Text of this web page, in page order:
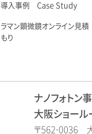
導入事例 Case Study
ラマン顕微鏡オンライン見積
もり
ナノフォトン
大阪ショー
〒562-0036